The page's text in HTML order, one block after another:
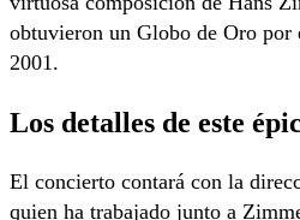
obtuvieron un Globo de Oro por
2001.
Los detalles de este
El concierto contará con la
quien ha trabajado junto a